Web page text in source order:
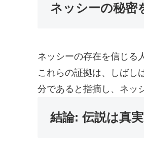
ネッシーの秘密
ネッシーの存在を信じる
これらの証拠は、しばし
分であると指摘し、ネッ
結論: 伝説は真